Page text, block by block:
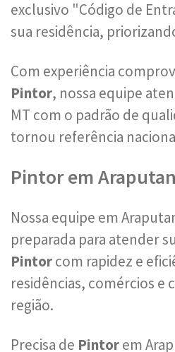
exclusivo "Código de
sua residência,
Com experiência
Pintor, nossa equipe
MT com o padrão de
tornou referência
Pintor em
Nossa equipe em
preparada para atender
Pintorcom rapidez e
residências, comércios e
região.
Precisa de Pintorem